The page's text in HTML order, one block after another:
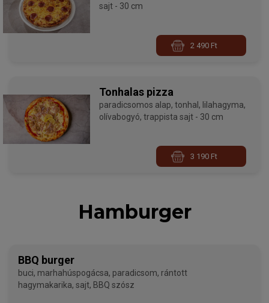
sajt - 30 cm
2 490 Ft
Tonhalas pizza
paradicsomos alap, tonhal, lilahagyma,
olívabogyó, trappista sajt - 30 cm
3 190 Ft
Hamburger
BBQ burger
buci, marhahúspogácsa, paradicsom, rántott
hagymakarika, sajt, BBQ szósz